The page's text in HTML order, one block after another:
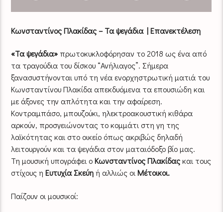
Κωνσταντίνος Πλακίδας – Τα ψεγάδια | Επανεκτέλεση
«Τα ψεγάδια» πρωτοκυκλοφόρησαν το 2018 ως ένα από
τα τραγούδια του δίσκου “Ανήλιαγος”. Σήμερα
ξανασυστήνονται υπό τη νέα ενορχηστρωτική ματιά του
Κωνσταντίνου Πλακίδα απεκδυόμενα τα επουσιώδη και
με άξονες την απλότητα και την αφαίρεση.
Κοντραμπάσο, μπουζούκι, ηλεκτροακουστική κιθάρα
αρκούν, προσγειώνοντας το κομμάτι στη γη της
λαϊκότητας και στο οικείο όπως ακριβώς δηλαδή
λειτουργούν και τα ψεγάδια στον ματαιόδοξο βίο μας.
Τη μουσική υπογράφει οΚωνσταντίνος Πλακίδαςκαι τους
στίχους ηΕυτυχία Σκεύηή αλλιώς οιΜέτοικοι.
Παίζουν οι μουσικοί: